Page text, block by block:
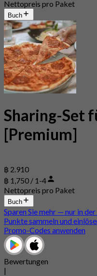
Nettopreis pro Paket
Buch
Sharing-Set
[Premium]
฿ 2.910
฿ 1,750 / 1-4
Nettopreis pro Paket
Buch
Sparen Sie mehr — nur in
Punkte sammeln und
Promo-Codes anwenden
Bewertungen
|